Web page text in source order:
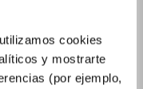
cookies
y mostrarte
(por ejemplo,